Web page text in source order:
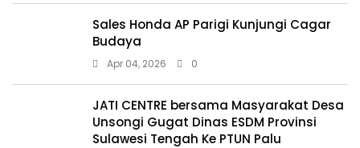
Sales Honda AP Parigi Kunjungi Cagar
Budaya
Apr 04, 2026 0
JATI CENTRE bersama Masyarakat Desa
Unsongi Gugat Dinas ESDM Provinsi
Sulawesi Tengah Ke PTUN Palu